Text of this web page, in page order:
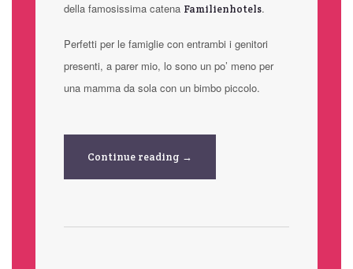
della famosissima catena Familienhotels.
Perfetti per le famiglie con entrambi i genitori
presenti, a parer mio, lo sono un po’ meno per
una mamma da sola con un bimbo piccolo.
Continue reading →